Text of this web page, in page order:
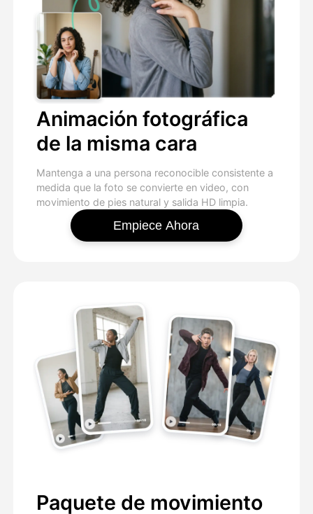
Animación fotográfica
de la misma cara
Mantenga a una persona reconocible consistente a
medida que la foto se convierte en video, con
movimiento de pies natural y salida HD limpia.
Empiece Ahora
Paquete de movimiento